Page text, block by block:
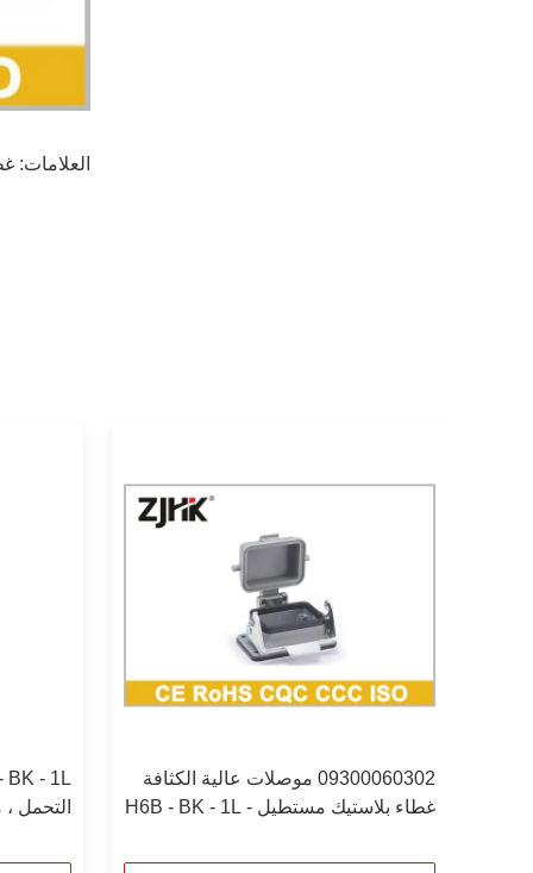
العلامات:
09300060302 موصلات عالية الكثافة
غطاء بلاستيك مستطيل H6B - BK - 1L -